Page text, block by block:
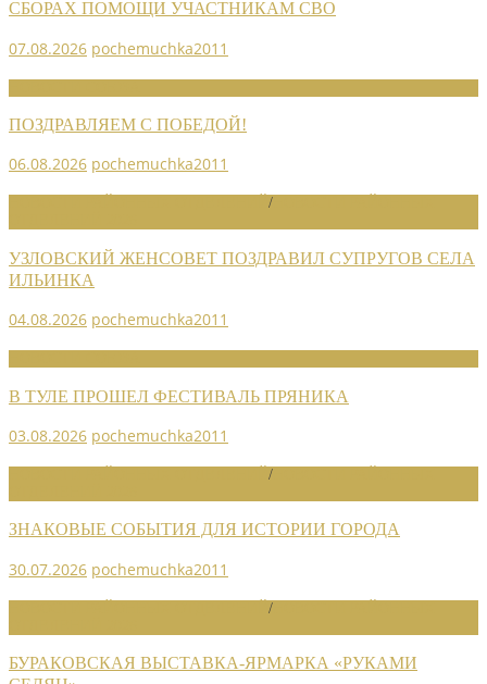
СБОРАХ ПОМОЩИ УЧАСТНИКАМ СВО
07.08.2026 pochemuchka2011
ПОЗДРАВЛЯЕМ С ПОБЕДОЙ!
06.08.2026 pochemuchka2011
/
УЗЛОВСКИЙ ЖЕНСОВЕТ ПОЗДРАВИЛ СУПРУГОВ СЕЛА
ИЛЬИНКА
04.08.2026 pochemuchka2011
В ТУЛЕ ПРОШЕЛ ФЕСТИВАЛЬ ПРЯНИКА
03.08.2026 pochemuchka2011
/
ЗНАКОВЫЕ СОБЫТИЯ ДЛЯ ИСТОРИИ ГОРОДА
30.07.2026 pochemuchka2011
/
БУРАКОВСКАЯ ВЫСТАВКА-ЯРМАРКА «РУКАМИ